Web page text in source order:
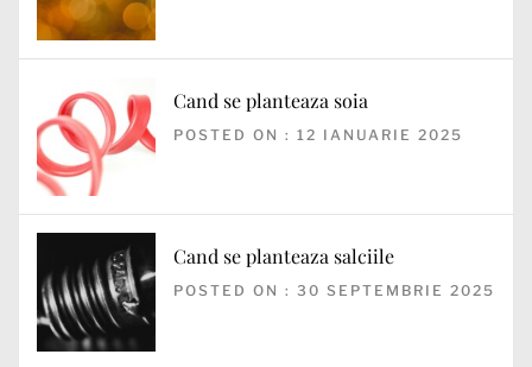
Cand se planteaza soia
POSTED ON : 12 IANUARIE 2025
Cand se planteaza salciile
POSTED ON : 30 SEPTEMBRIE 2025